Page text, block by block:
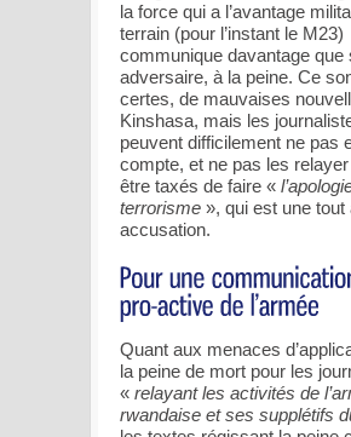
la force qui a l’avantage
terrain (pour l’instant le M23)
communique davantage que
adversaire, à la peine. Ce
certes, de mauvaises
Kinshasa, mais les
peuvent difficilement ne pas
compte, et ne pas les
être taxés de faire «
terrorisme », qui est une tout
accusation.
Quant aux menaces
la peine de mort pour les
« relayant les activités de
rwandaise et ses supplétifs